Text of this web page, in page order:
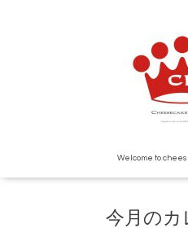
Welcome to
今月のカ